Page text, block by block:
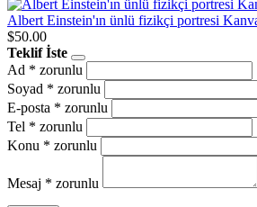
Albert Einstein'ın ünlü fizikçi portresi
$50.00
Teklif İste
Ad * zorunlu
Soyad * zorunlu
E-posta * zorunlu
Tel * zorunlu
Konu * zorunlu
Mesaj * zorunlu